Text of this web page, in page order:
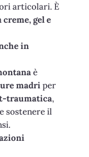
articolari. È
creme, gel e
in
è
madriper
traumatica,
sostenere il